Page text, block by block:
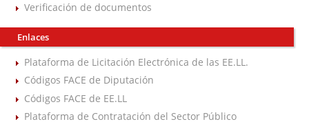
Verificación de documentos
Enlaces
Plataforma de Licitación Electrónica de las EE.LL.
Códigos FACE de Diputación
Códigos FACE de EE.LL
Plataforma de Contratación del Sector Público